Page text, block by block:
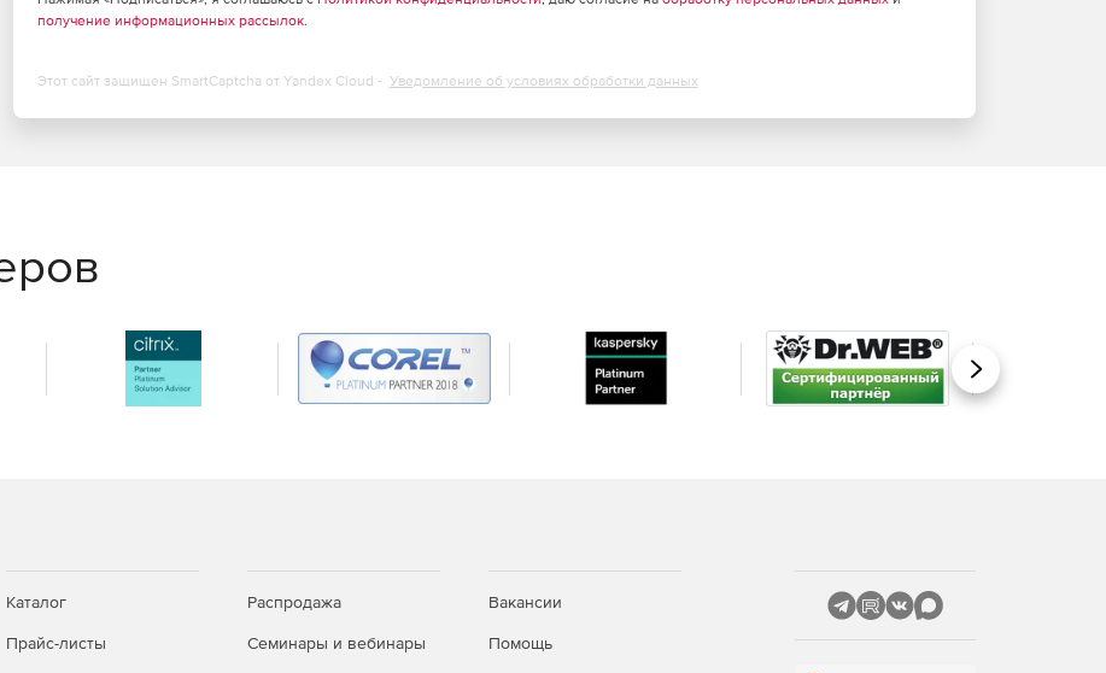
файла, уровней масштабирования.
заголовке, теме, ключевых словах, дате и других
о PDF-документе.
получение информационных рассылок.
Этот сайт защищен SmartCaptcha от Yandex Cloud - Уведомление об условиях обработки данных
Вперед
Каталог
Прайс-листы
Распродажа
Семинары и вебинары
Вакансии
Помощь